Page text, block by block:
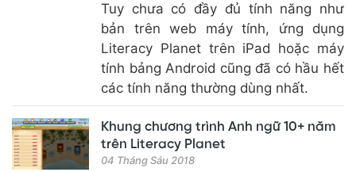
Tuy chưa có đầy đủ tính năng như
bản trên web máy tính, ứng dụng
Literacy Planet trên iPad hoặc máy
tính bảng Android cũng đã có hầu hết
các tính năng thường dùng nhất.
Khung chương trình Anh ngữ 10+ năm
trên Literacy Planet
04 Tháng Sáu 2018